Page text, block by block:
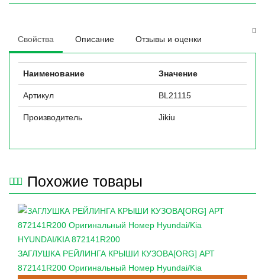
Свойства Описание Отзывы и оценки
Наименование Значение
Артикул BL21115
Производитель Jikiu
Похожие товары
HYUNDAI/KIA 872141R200
ЗАГЛУШКА РЕЙЛИНГА КРЫШИ КУЗОВА[ORG] АРТ
872141R200 Оригинальный Номер Hyundai/Kia